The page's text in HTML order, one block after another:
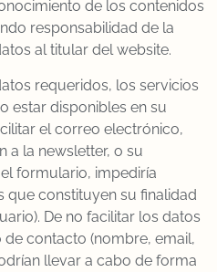
de los contenidos
responsabilidad de la
al titular del website.
requeridos, los servicios
estar disponibles en su
el correo electrónico,
a la newsletter, o su
formulario, impediría
que constituyen su finalidad
De no facilitar los datos
contacto (nombre, email,
llevar a cabo de forma